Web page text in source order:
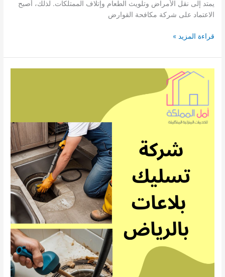
يمتد إلى نقل الأمراض وتلويث الطعام وإتلاف الممتلكات. لذلك، أصبح
الاعتماد على شركة مكافحة القوارض
شركة
القوارض
بالرياض
قراءة المزيد »